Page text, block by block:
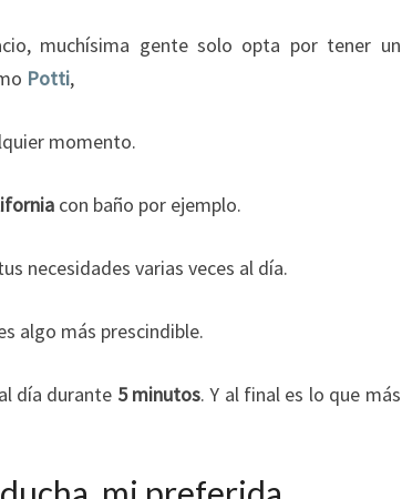
muchísima gente solo opta por tener un
Potti,
momento.
con baño por ejemplo.
necesidades varias veces al día.
algo más prescindible.
día durante 5 minutos. Y al final es lo que más